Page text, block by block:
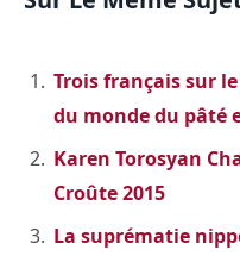
Trois français sur
du monde du pâté
Karen Torosyan
Croûte 2015
La suprématie